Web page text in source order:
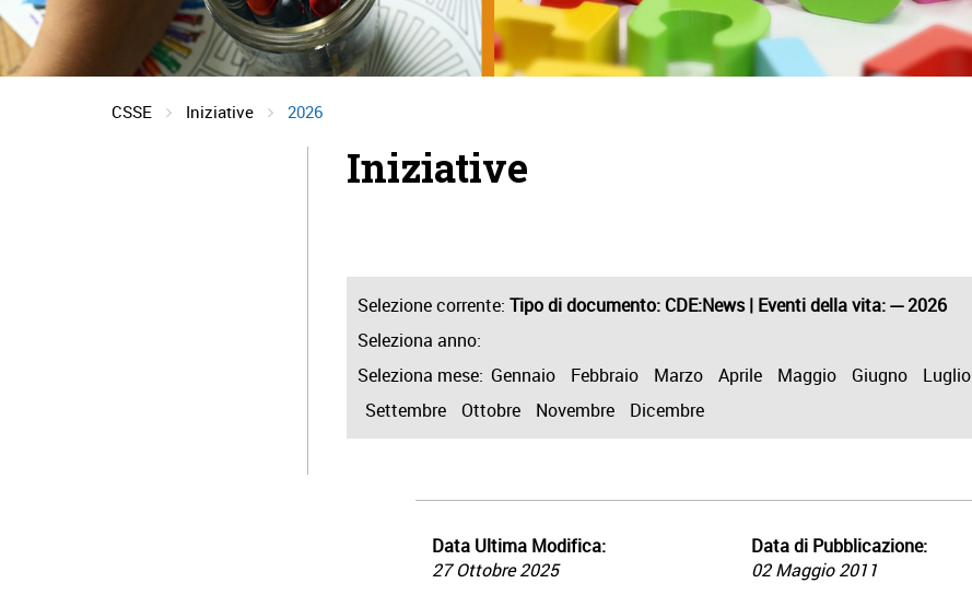
CSSE Iniziative 2026
Iniziative
Selezione corrente: Tipo di documento: CDE:News | Eventi della vita: --- 2026
Seleziona anno:
Seleziona mese: Gennaio Febbraio Marzo Aprile Maggio Giugno Luglio
Settembre
Ottobre Novembre Dicembre
Data Ultima Modifica:
27 Ottobre 2025
Data di Pubblicazione:
02 Maggio 2011